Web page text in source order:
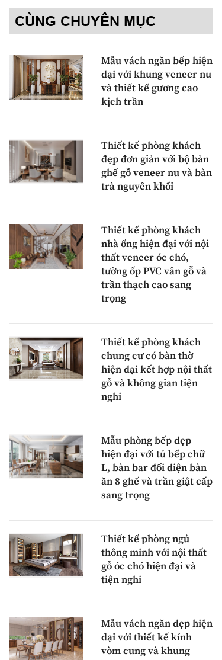
CÙNG CHUYÊN MỤC
Mẫu vách ngăn bếp hiện
đại với khung veneer nu
và thiết kế gương cao
kịch trần
Thiết kế phòng khách
đẹp đơn giản với bộ bàn
ghế gỗ veneer nu và bàn
trà nguyên khối
Thiết kế phòng khách
nhà ống hiện đại với nội
thất veneer óc chó,
tường ốp PVC vân gỗ và
trần thạch cao sang
trọng
Thiết kế phòng khách
chung cư có bàn thờ
hiện đại kết hợp nội thất
gỗ và không gian tiện
nghi
Mẫu phòng bếp đẹp
hiện đại với tủ bếp chữ
L, bàn bar đối diện bàn
ăn 8 ghế và trần giật cấp
sang trọng
Thiết kế phòng ngủ
thông minh với nội thất
gỗ óc chó hiện đại và
tiện nghi
Mẫu vách ngăn đẹp hiện
đại với thiết kế kính
vòm cung và khung